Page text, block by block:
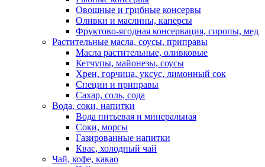
Овощные и грибные консервы
Оливки и маслины, каперсы
Фруктово-ягодная консервация, сиропы, мед
Растительные масла, соусы, приправы
Масла растительные, оливковые
Кетчупы, майонезы, соусы
Хрен, горчица, уксус, лимонный сок
Специи и приправы
Сахар, соль, сода
Вода, соки, напитки
Вода питьевая и минеральная
Соки, морсы
Газированные напитки
Квас, холодный чай
Чай, кофе, какао